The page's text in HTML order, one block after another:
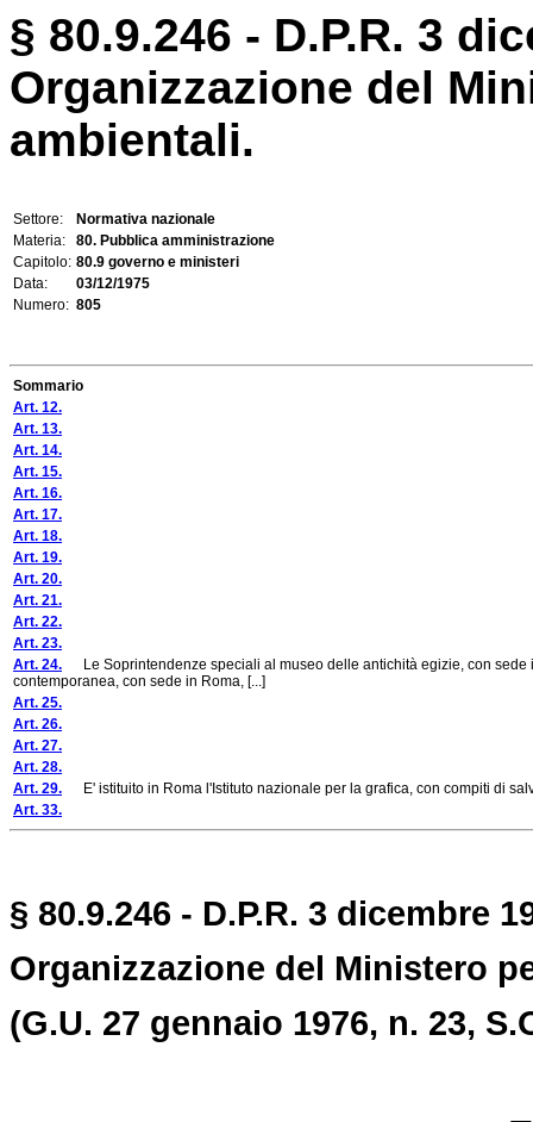
§ 80.9.246 - D.P.R. 3
Organizzazione del
ambientali.
Settore:
Normativa nazionale
Materia:
80. Pubblica amministrazione
Capitolo: 80.9 governo e ministeri
Data:
03/12/1975
Numero: 805
Sommario
Art. 12.
Art. 13.
Art. 14.
Art. 15.
Art. 16.
Art. 17.
Art. 18.
Art. 19.
Art. 20.
Art. 21.
Art. 22.
Art. 23.
Art. 24. Le Soprintendenze speciali al museo delle antichità egizie, con sede
contemporanea, con sede in Roma, [...]
Art. 25.
Art. 26.
Art. 27.
Art. 28.
Art. 29. E' istituito in Roma l'Istituto nazionale per la grafica, con compiti di
Art. 33.
§ 80.9.246 - D.P.R. 3 dicembre
Organizzazione del Ministero
(G.U. 27 gennaio 1976, n. 23,